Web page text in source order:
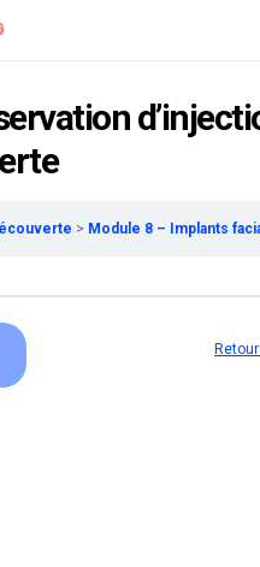
Module 8 – Implants